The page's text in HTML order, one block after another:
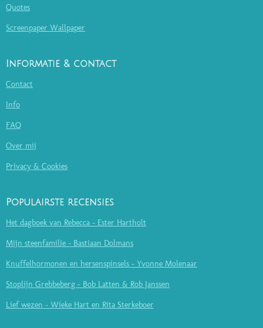
Quotes
Screenpaper Wallpaper
Informatie & contact
Contact
Info
FAQ
Over mij
Privacy & Cookies
Populairste recensies
Het dagboek van Rebecca - Ester Hartholt
Mijn steenfamilie - Bastiaan Dolmans
Knuffelhormonen en hersenspinsels - Yvonne Molenaar
Stoplijn Grebbeberg - Bob Latten & Rob Janssen
Lief wezen - Wieke Hart en Rita Sterkeboer